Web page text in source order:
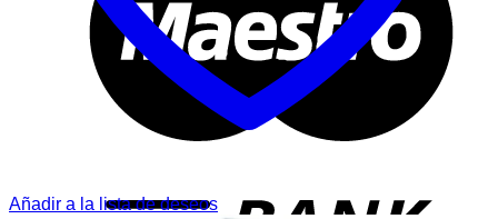
Añadir a la lista de deseos